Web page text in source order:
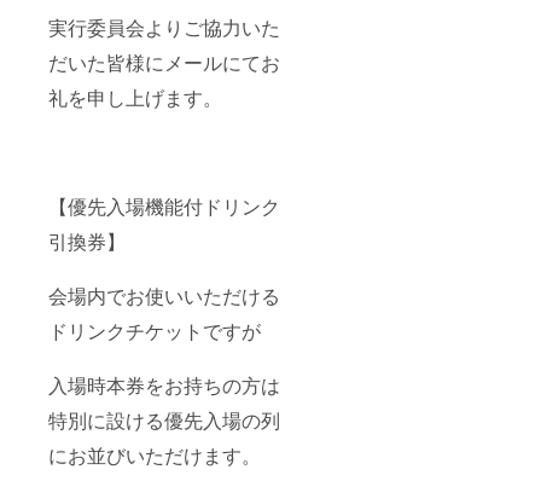
実行委員会よりご協力いた
だいた皆様にメールにてお
礼を申し上げます。
【優先入場機能付ドリンク
引換券】
会場内でお使いいただける
ドリンクチケットですが
入場時本券をお持ちの方は
特別に設ける優先入場の列
にお並びいただけます。